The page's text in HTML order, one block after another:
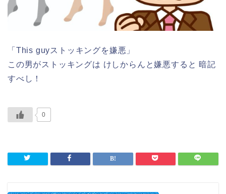
「This guyストッキングを嫌悪」
この男がストッキングは けしからんと嫌悪すると 暗記
すべし！
0